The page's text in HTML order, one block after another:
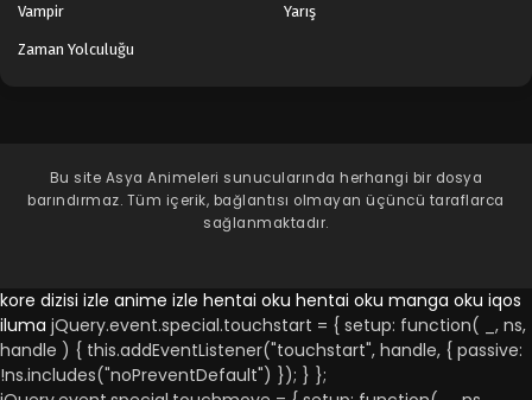
Vampir Yarış
Zaman Yolculuğu
Bu site Asya Animeleri sunucularında herhangi bir dosya
barındırmaz. Tüm içerik, bağlantısı olmayan üçüncü taraflarca
sağlanmaktadır.
kore dizisi izle anime izle hentai oku hentai oku manga oku iqos
iluma jQuery.event.special.touchstart = { setup: function( _, ns,
handle ) { this.addEventListener("touchstart", handle, { passive:
!ns.includes("noPreventDefault") }); } };